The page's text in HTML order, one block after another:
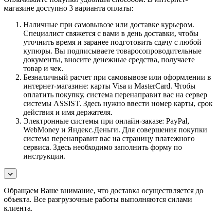
магазине доступно 3 варианта оплаты:
Наличные при самовывозе или доставке курьером.
Специалист свяжется с вами в день доставки, чтобы
уточнить время и заранее подготовить сдачу с любой
купюры. Вы подписываете товаросопроводительные
документы, вносите денежные средства, получаете
товар и чек.
Безналичный расчет при самовывозе или оформлении в
интернет-магазине: карты Visa и MasterCard. Чтобы
оплатить покупку, система перенаправит вас на сервер
системы ASSIST. Здесь нужно ввести номер карты, срок
действия и имя держателя.
Электронные системы при онлайн-заказе: PayPal,
WebMoney и Яндекс.Деньги. Для совершения покупки
система перенаправит вас на страницу платежного
сервиса. Здесь необходимо заполнить форму по
инструкции.
Обращаем Ваше внимание, что доставка осуществляется до
объекта. Все разгрузочные работы выполняются силами
клиента.